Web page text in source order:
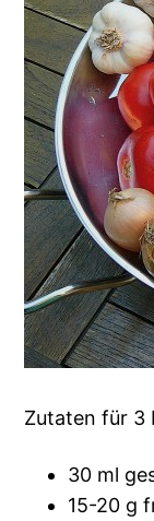
Zutaten für 3
30 ml
15-20 g